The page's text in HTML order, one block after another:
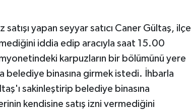
yapan seyyar satıcı Caner Gültaş, ilçe
iddia edip aracıyla saat 15.00
karpuzların bir bölümünü yere
belediye binasına girmek istedi. İhbarla
sakinleştirip belediye binasına
kendisine satış izni vermediğini